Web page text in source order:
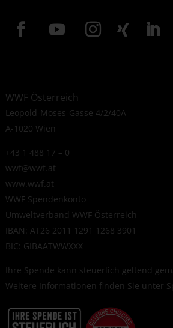
WWF Österreich
Leopold-Moses-Gasse 4/2/40A
A-1020 Wien
+43 1 488 17 – 0
wwf@wwf.at
www.wwf.at
WWF Spendenkonto
Umweltverband WWF Österreich
IBAN: AT26 2011 1291 1268 3901
BIC: GIBAATWWXXX
Ihre Spende kann steuerlich geltend
Weitere Informationen finden Sie unter